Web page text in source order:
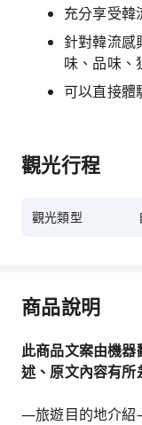
充分享受韓
針對韓流感
味、品味、
可以直接體
觀光行程
觀光類型
商品說明
此商品文案由機
述、原文內容有所
—旅遊目的地介